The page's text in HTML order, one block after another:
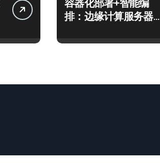
容器化部署+智能编
排：边缘计算服务器架